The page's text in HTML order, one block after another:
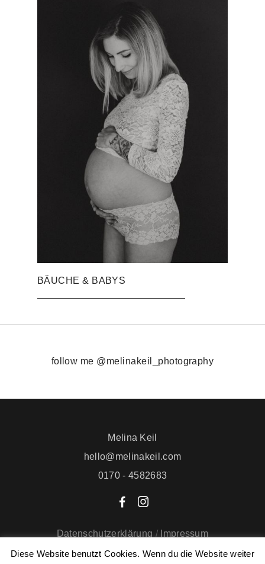
BÄUCHE & BABYS
follow me @melinakeil_photography
Melina Keil
hello@melinakeil.com
0170 - 4582683
F I
Datenschutzerklärung / Impressum
Diese Website benutzt Cookies. Wenn du die Website weiter